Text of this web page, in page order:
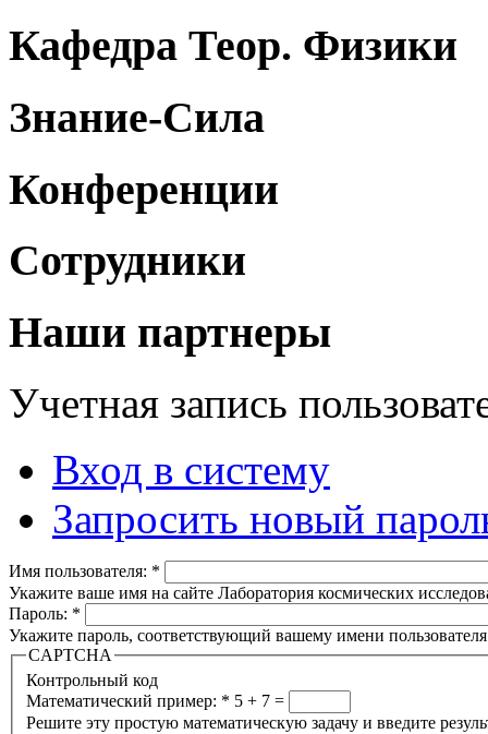
Кафедра Теор. Физики
Знание-Сила
Конференции
Сотрудники
Наши партнеры
Учетная запись
Вход в систему
Запросить новый
Имя пользователя: *
Укажите ваше имя на сайте Лаборатория космических
Пароль: *
Укажите пароль, соответствующий вашему имени
CAPTCHA
Контрольный код
Математический пример: * 5 + 7 =
Решите эту простую математическую задачу и введите